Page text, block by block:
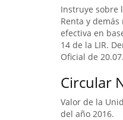
Instruye sobre
Renta y
efectiva en
14 de la LIR.
Oficial de
Circular
Valor de la
del año 2016.